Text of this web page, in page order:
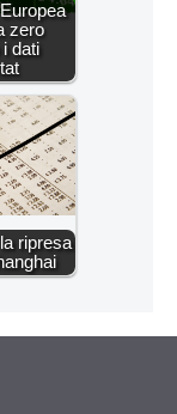
zero
dati
ripresa